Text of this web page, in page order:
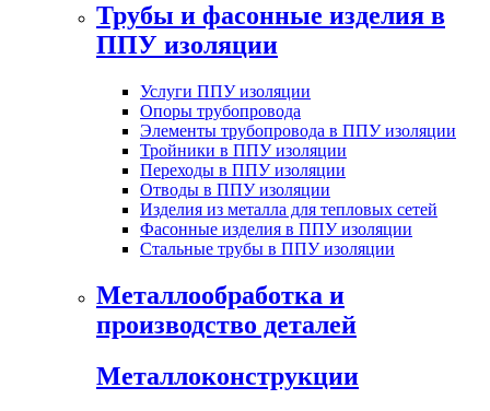
Трубы и фасонные изделия в
ППУ изоляции
Услуги ППУ изоляции
Опоры трубопровода
Элементы трубопровода в ППУ изоляции
Тройники в ППУ изоляции
Переходы в ППУ изоляции
Отводы в ППУ изоляции
Изделия из металла для тепловых сетей
Фасонные изделия в ППУ изоляции
Стальные трубы в ППУ изоляции
Металлообработка и
производство деталей
Металлоконструкции